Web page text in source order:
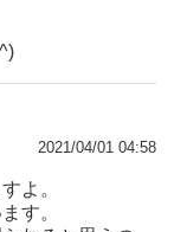
2021/04/01 04:58
よ。
す。